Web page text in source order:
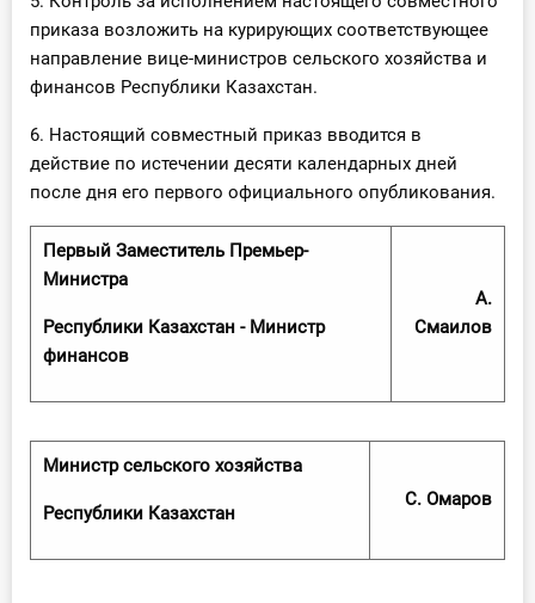
приказа возложить на курирующих соответствующее
направление вице-министров сельского хозяйства и
финансов Республики Казахстан.
6. Настоящий совместный приказ вводится в
действие по истечении десяти календарных дней
после дня его первого официального опубликования.
Первый Заместитель Премьер-
Министра
Республики Казахстан - Министр
финансов
А.
Смаилов
Министр сельского хозяйства
Республики Казахстан
С. Омаров